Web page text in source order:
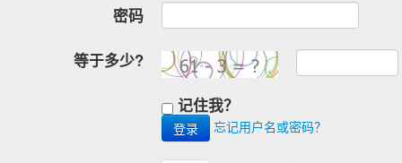
密码
等于多少?
记住我？
忘记用户名或密码？